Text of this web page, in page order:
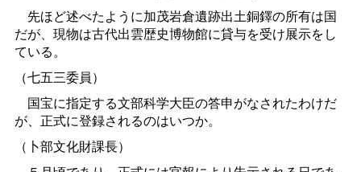
先ほど述べたように加茂岩倉遺跡出土銅鐸の所有は国
だが、現物は古代出雲歴史博物館に貸与を受け展示をし
ている。
（七五三委員）
国宝に指定する文部科学大臣の答申がなされたわけだ
が、正式に登録されるのはいつか。
（卜部文化財課長）